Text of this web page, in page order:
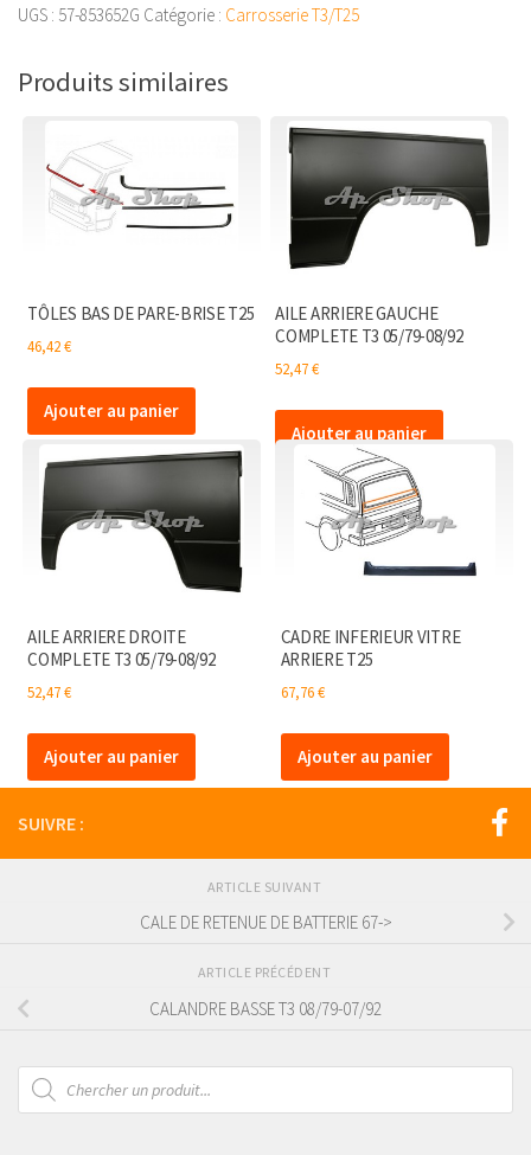
POUR
RONDS
95MM
UGS : 57-853652G Catégorie : Carrosserie T3/T25
Produits similaires
TÔLES BAS DE PARE-BRISE T25
46,42€
Ajouter au panier
AILE ARRIERE GAUCHE
COMPLETE T3 05/79-08/92
52,47€
Ajouter au panier
AILE ARRIERE DROITE
COMPLETE T3 05/79-08/92
52,47€
Ajouter au panier
CADRE INFERIEUR VITRE
ARRIERE T25
67,76€
Ajouter au panier
SUIVRE :
ARTICLE SUIVANT
CALE DE RETENUE DE BATTERIE 67->
ARTICLE PRÉCÉDENT
CALANDRE BASSE T3 08/79-07/92
Recherche
de
produits